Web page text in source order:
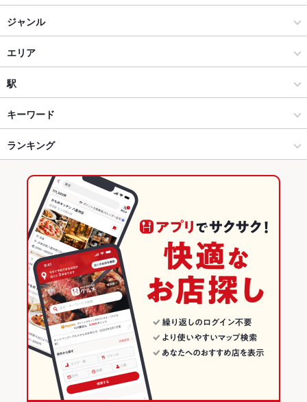
新所沢イザカヤTOMBO
酒場ハイカラトンボ
ハイコロトンボ 新所沢店
笑ウ酒ニハ福来ル
ジャンル
居酒屋
洋・和洋・各国料理・その他
所沢 × 居酒屋
所沢 × 洋・和洋・各国料理・その他
所沢駅 × 居酒屋
所沢駅 × 洋・和洋・各国料理・その他
エリア
所沢駅
所沢駅 × 居酒屋
所沢駅 × 洋・和洋・各国料理・その他
埼玉 × 居酒屋
埼玉 × 洋・和洋・各国料理・その他
駅
所沢駅
西所沢駅
キーワード
エビ料理
ランキング
埼玉のグルメランキング
埼玉の居酒屋ランキング
所沢のグルメランキング
所沢の居酒屋ランキング
所沢駅のグルメランキング
所沢駅の居酒屋ランキング